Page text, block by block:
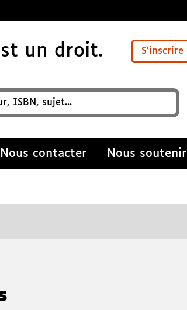
un droit. S'inscrire
Nous contacter Nous soutenir